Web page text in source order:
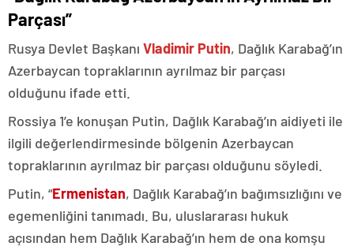
Parçası”
Rusya Devlet Başkanı Vladimir Putin, Dağlık Karabağ’ın
Azerbaycan topraklarının ayrılmaz bir parçası
olduğunu ifade etti.
Rossiya 1’e konuşan Putin, Dağlık Karabağ’ın aidiyeti ile
ilgili değerlendirmesinde bölgenin Azerbaycan
topraklarının ayrılmaz bir parçası olduğunu söyledi.
Putin, “Ermenistan, Dağlık Karabağ’ın bağımsızlığını ve
egemenliğini tanımadı. Bu, uluslararası hukuk
açısından hem Dağlık Karabağ’ın hem de ona komşu